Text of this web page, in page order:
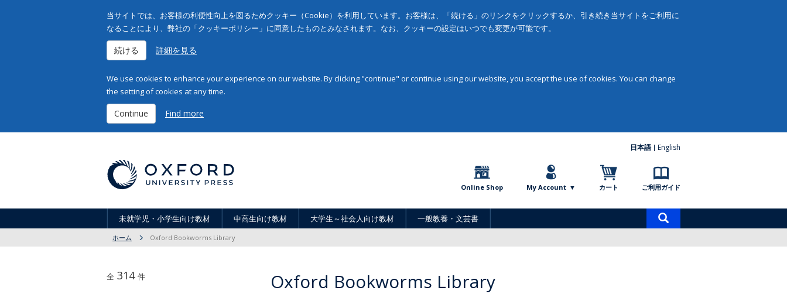
当サイトでは、お客様の利便性向上を図るためクッキー（Cookie）を利用しています。お客様は、「続ける」のリンクをクリックするか、引き続き当サイトをご利用に
なることにより、弊社の「クッキーポリシー」に同意したものとみなされます。なお、クッキーの設定はいつでも変更が可能です。
続ける 詳細を見る
We use cookies to enhance your experience on our website. By clicking "continue" or continue using our website, you accept the use of cookies. You can change
the setting of cookies at any time.
Continue Find more
日本語 English
Online Shop My Account カート ご利用ガイド
未就学児・小学生向け教材 中高生向け教材 大学生～社会人向け教材 一般教養・文芸書
ホーム Oxford Bookworms Library
Oxford Bookworms Library
全 314 件